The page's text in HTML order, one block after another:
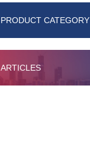
PRODUCT CATEGORY
ARTICLES